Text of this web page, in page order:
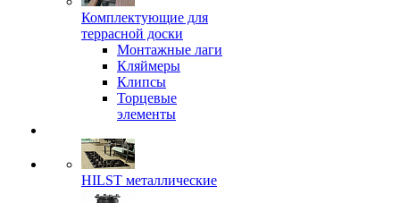
Комплектующие для
террасной доски
Монтажные лаги
Кляймеры
Клипсы
Торцевые
элементы
HILST металлические